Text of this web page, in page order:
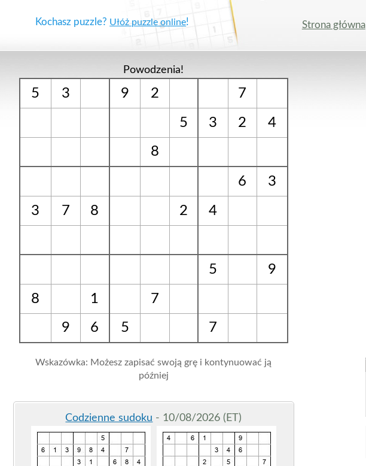
Kochasz puzzle? Ułóż puzzle online! Strona główna
Powodzenia!
5 3 9 2 7
5 3 2
4
8
6 3
3 7 8 2 4
5 9
8 1
7
9
6 5 7
Wskazówka: Możesz zapisać swoją grę i kontynuować ją
później
Codzienne sudoku - 10/08/2026 (ET)